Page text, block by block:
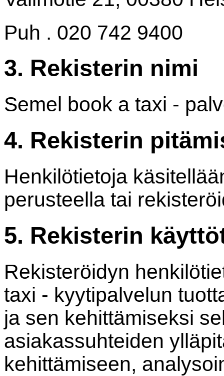
Puh . 020 742 9400
3. Rekisterin nimi
Semel book a taxi -
4. Rekisterin
Henkilötietoja
perusteella tai
5. Rekisterin
Rekisteröidyn
taxi - kyytipalvelun
ja sen kehittämiseksi
asiakassuhteiden
kehittämiseen,